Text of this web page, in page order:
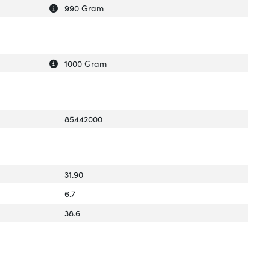
Uitleg over 'Gewicht'
Verberg uitleg over 'Gewicht'
990 Gram
Uitleg over 'Gewicht verpakking'
Verberg uitleg over 'Gewicht verpakking'
1000 Gram
85442000
31.90
6.7
38.6